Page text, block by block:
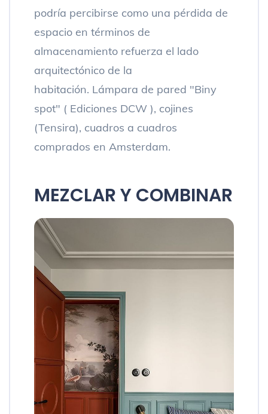
podría percibirse como una pérdida de
espacio en términos de
almacenamiento refuerza el lado
arquitectónico de la
habitación. Lámpara de pared "Biny
spot" ( Ediciones DCW ), cojines
(Tensira), cuadros a cuadros
comprados en Amsterdam.
MEZCLAR Y COMBINAR